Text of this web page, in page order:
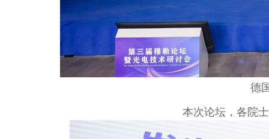
德
本次论坛，各院